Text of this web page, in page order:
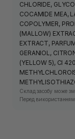
CHLORIDE,
COCAMIDE MEA,
COPOLYMER,
(MALLOW)
EXTRACT,
GERANIOL,
(YELLOW 5), CI
Склад засобу може
Перед використанням